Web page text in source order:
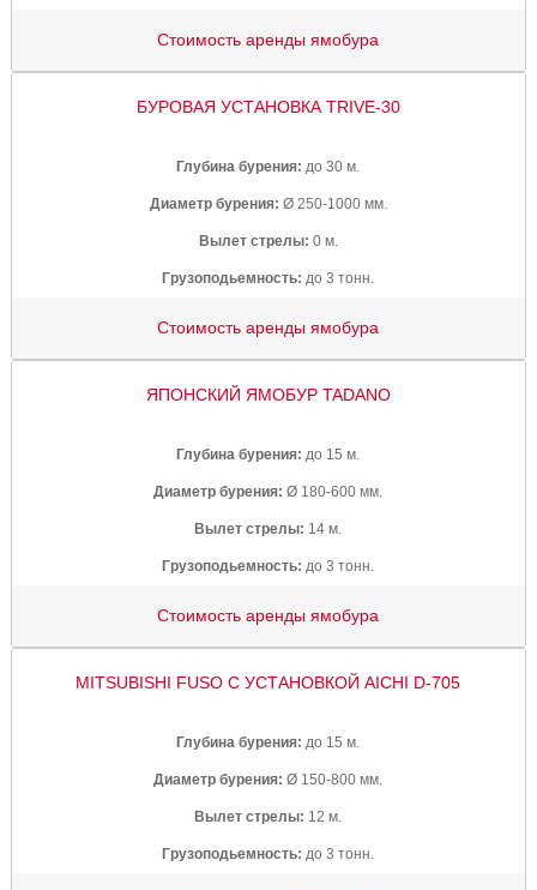
Стоимость аренды ямобура
БУРОВАЯ УСТАНОВКА TRIVE-30
Глубина бурения: до 30 м.
Диаметр бурения: Ø 250-1000 мм.
Вылет стрелы: 0 м.
Грузоподьемность: до 3 тонн.
Стоимость аренды ямобура
ЯПОНСКИЙ ЯМОБУР TADANO
Глубина бурения: до 15 м.
Диаметр бурения: Ø 180-600 мм.
Вылет стрелы: 14 м.
Грузоподьемность: до 3 тонн.
Стоимость аренды ямобура
MITSUBISHI FUSO С УСТАНОВКОЙ AICHI D-705
Глубина бурения: до 15 м.
Диаметр бурения: Ø 150-800 мм.
Вылет стрелы: 12 м.
Грузоподьемность: до 3 тонн.